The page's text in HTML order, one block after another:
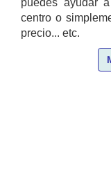
puedes ayudar
centro o
precio... etc.